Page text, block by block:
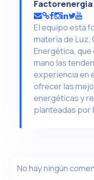
Factorenergia
El equipo está
materia de Luz,
Energética,
mano las
experiencia en
ofrecer las
energéticas y
planteadas por
No hay ningún